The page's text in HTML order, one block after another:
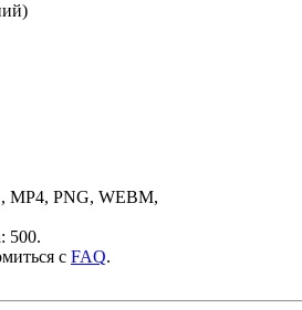
MP4, PNG, WEBM,
500.
с FAQ.